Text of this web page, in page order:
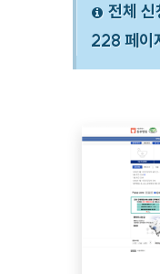
전체
228 페이